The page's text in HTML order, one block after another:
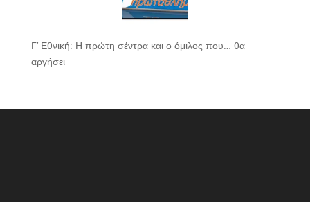
Γ’ Εθνική: Η πρώτη σέντρα και ο όμιλος που… θα
αργήσει